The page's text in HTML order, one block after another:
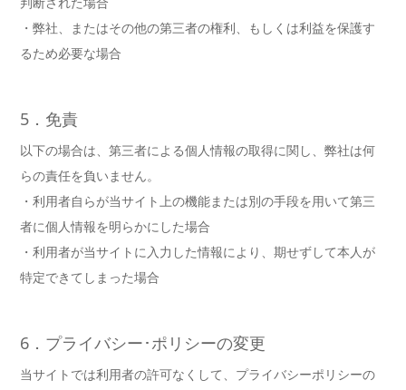
・弊社、またはその他の第三者の権利、もしくは利益を保護す
るため必要な場合
5．免責
以下の場合は、第三者による個人情報の取得に関し、弊社は何
らの責任を負いません。
・利用者自らが当サイト上の機能または別の手段を用いて第三
者に個人情報を明らかにした場合
・利用者が当サイトに入力した情報により、期せずして本人が
特定できてしまった場合
6．プライバシー･ポリシーの変更
当サイトでは利用者の許可なくして、プライバシーポリシーの